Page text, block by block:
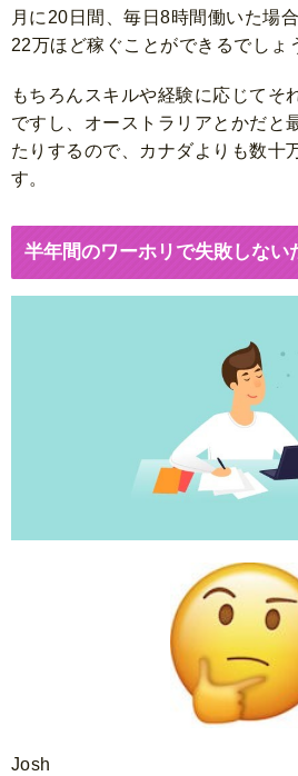
月に20日間、毎日8時間働いた場
22万ほど稼ぐことができるでしょ
もちろんスキルや経験に応じてそ
ですし、オーストラリアとかだと
たりするので、カナダよりも数十
す。
半年間のワーホリで失敗しない
Josh